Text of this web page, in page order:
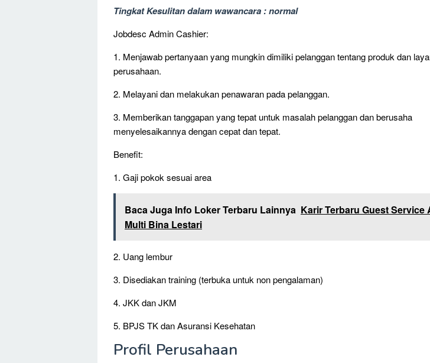
Tingkat Kesulitan dalam wawancara : normal
Jobdesc Admin Cashier:
1. Menjawab pertanyaan yang mungkin dimiliki pelanggan tentang produk dan
perusahaan.
2. Melayani dan melakukan penawaran pada pelanggan.
3. Memberikan tanggapan yang tepat untuk masalah pelanggan dan berusaha
menyelesaikannya dengan cepat dan tepat.
Benefit:
1. Gaji pokok sesuai area
Baca Juga Info Loker Terbaru Lainnya Karir Terbaru Guest Service
Multi Bina Lestari
2. Uang lembur
3. Disediakan training (terbuka untuk non pengalaman)
4. JKK dan JKM
5. BPJS TK dan Asuransi Kesehatan
Profil Perusahaan